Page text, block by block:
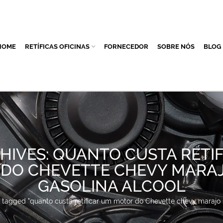
RETÍFICAS OFICINAS FORNECEDOR SOBRE NÓS BLOG
QUANTO CUSTA
CHEVETTE CHEVY
GASOLINA ALCOOL
tagged "quanto custa retificar um motor do Chevette chevy marajo